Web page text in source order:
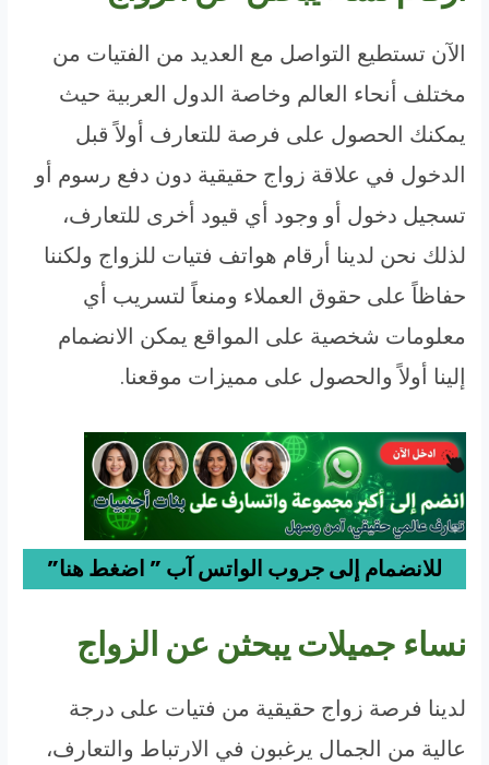
الآن تستطيع التواصل مع العديد من الفتيات من
مختلف أنحاء العالم وخاصة الدول العربية حيث
يمكنك الحصول على فرصة للتعارف أولاً قبل
الدخول في علاقة زواج حقيقية دون دفع رسوم أو
تسجيل دخول أو وجود أي قيود أخرى للتعارف،
لذلك نحن لدينا أرقام هواتف فتيات للزواج ولكننا
حفاظاً على حقوق العملاء ومنعاً لتسريب أي
معلومات شخصية على المواقع يمكن الانضمام
إلينا أولاً والحصول على مميزات موقعنا.
للانضمام إلى جروب الواتس آب ” اضغط هنا”
نساء جميلات يبحثن عن الزواج
لدينا فرصة زواج حقيقية من فتيات على درجة
عالية من الجمال يرغبون في الارتباط والتعارف،